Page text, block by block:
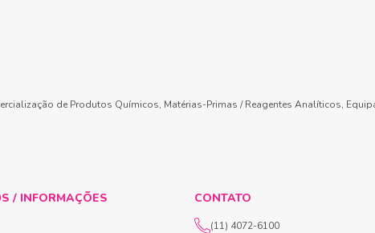
de Produtos Químicos, Matérias-Primas / Reagentes Analíticos,
/ INFORMAÇÕES
CONTATO
(11) 4072-6100